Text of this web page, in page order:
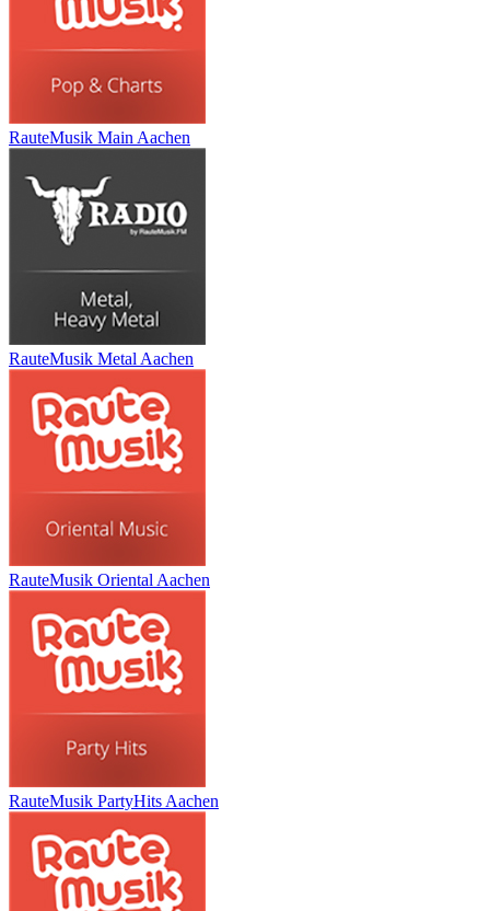
RauteMusik Main Aachen
RauteMusik Metal Aachen
RauteMusik Oriental Aachen
RauteMusik PartyHits Aachen